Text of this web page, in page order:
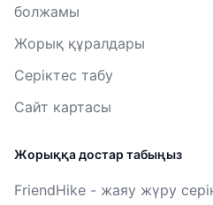
болжамы
Жорық құралдары
Серіктес табу
Сайт картасы
Жорыққа достар табыңыз
FriendHike - жаяу жүру